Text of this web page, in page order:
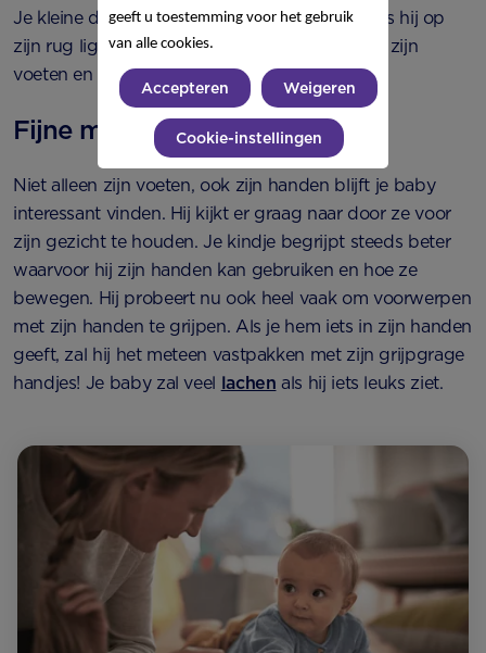
Je kleine draait nu op zijn zij en op zijn buik als hij op
zijn rug ligt en andersom. Je kleine speelt met zijn
voeten en vindt zijn tenen heel interessant.
Fijne motoriek
Niet alleen zijn voeten, ook zijn handen blijft je baby
interessant vinden. Hij kijkt er graag naar door ze voor
zijn gezicht te houden. Je kindje begrijpt steeds beter
waarvoor hij zijn handen kan gebruiken en hoe ze
bewegen. Hij probeert nu ook heel vaak om voorwerpen
met zijn handen te grijpen. Als je hem iets in zijn handen
geeft, zal hij het meteen vastpakken met zijn grijpgrage
handjes! Je baby zal veel lachen als hij iets leuks ziet.
geeft u toestemming voor het gebruik
van alle cookies.
Accepteren Weigeren
Cookie-instellingen